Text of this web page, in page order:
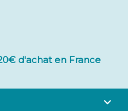
d'achat en France
